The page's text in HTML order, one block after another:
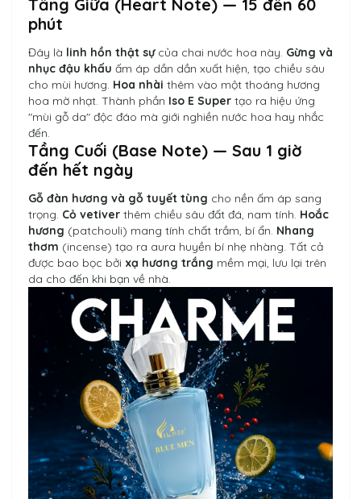
Tầng Giữa (Heart Note) — 15 đến 60
phút
Đây là linh hồn thật sựcủa chai nước hoa này. Gừng và
nhục đậu khấu ấm áp dần dần xuất hiện, tạo chiều sâu
cho mùi hương. Hoa nhài thêm vào một thoáng hương
hoa mờ nhạt. Thành phần Iso E Super tạo ra hiệu ứng
"mùi gỗ da" độc đáo mà giới nghiền nước hoa hay nhắc
đến.
Tầng Cuối (Base Note) — Sau 1 giờ
đến hết ngày
Gỗ đàn hương và gỗ tuyết tùng cho nền ấm áp sang
trọng. Cỏ vetiver thêm chiều sâu đất đá, nam tính. Hoắc
hương (patchouli) mang tính chất trầm, bí ẩn. Nhang
thơm (incense) tạo ra aura huyền bí nhẹ nhàng. Tất cả
được bao bọc bởi xạ hương trắng mềm mại, lưu lại trên
da cho đến khi bạn về nhà.